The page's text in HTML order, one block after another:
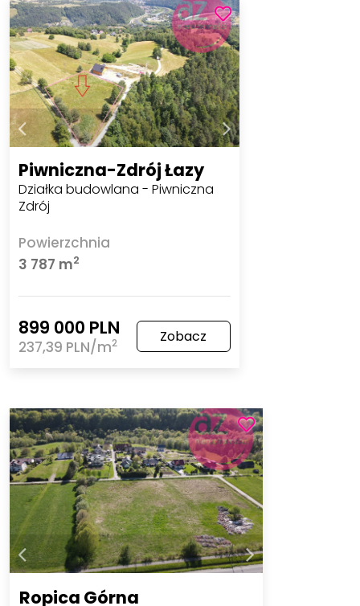
Piwniczna-Zdrój Łazy
Działka budowlana - Piwniczna
Zdrój
Powierzchnia
3 787 m2
899 000 PLN
237,39 PLN/m2 Zobacz
Ropica Górna